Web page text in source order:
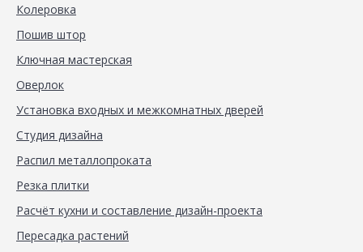
Колеровка
Пошив штор
Ключная мастерская
Оверлок
Установка входных и межкомнатных дверей
Студия дизайна
Распил металлопроката
Резка плитки
Расчёт кухни и составление дизайн-проекта
Пересадка растений